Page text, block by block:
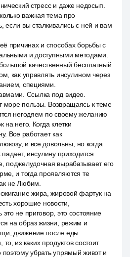
стресс и даже недосып.
важная тема про
если вы сталкивались с ней и вам
причинах и способах борьбы с
и доступными методами.
качественный бесплатный
как управлять инсулином через
специями.
Ссылка под видео.
море пользы. Возвращаясь к теме
негодяем по своему желанию
на него. Когда клетки
Все работает как
и все довольны, но когда
падает, инсулину приходится
поджелудочная вырабатывает его
и тогда проявляются те
не Любим.
жира, жировой фартук на
хорошие новости,
это не приговор, это состояние
на образ жизни, режим и
движение после еды.
из каких продуктов состоит
убрать упрямый живот и